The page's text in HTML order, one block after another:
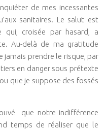
de mes incessantes
sanitaires. Le salut est
qui, croisée par hasard, a
Au-delà de ma gratitude
jamais prendre le risque, par
en danger sous prétexte
que je suppose des fossés
que notre indifférence
temps de réaliser que le